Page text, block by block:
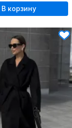
В корзину